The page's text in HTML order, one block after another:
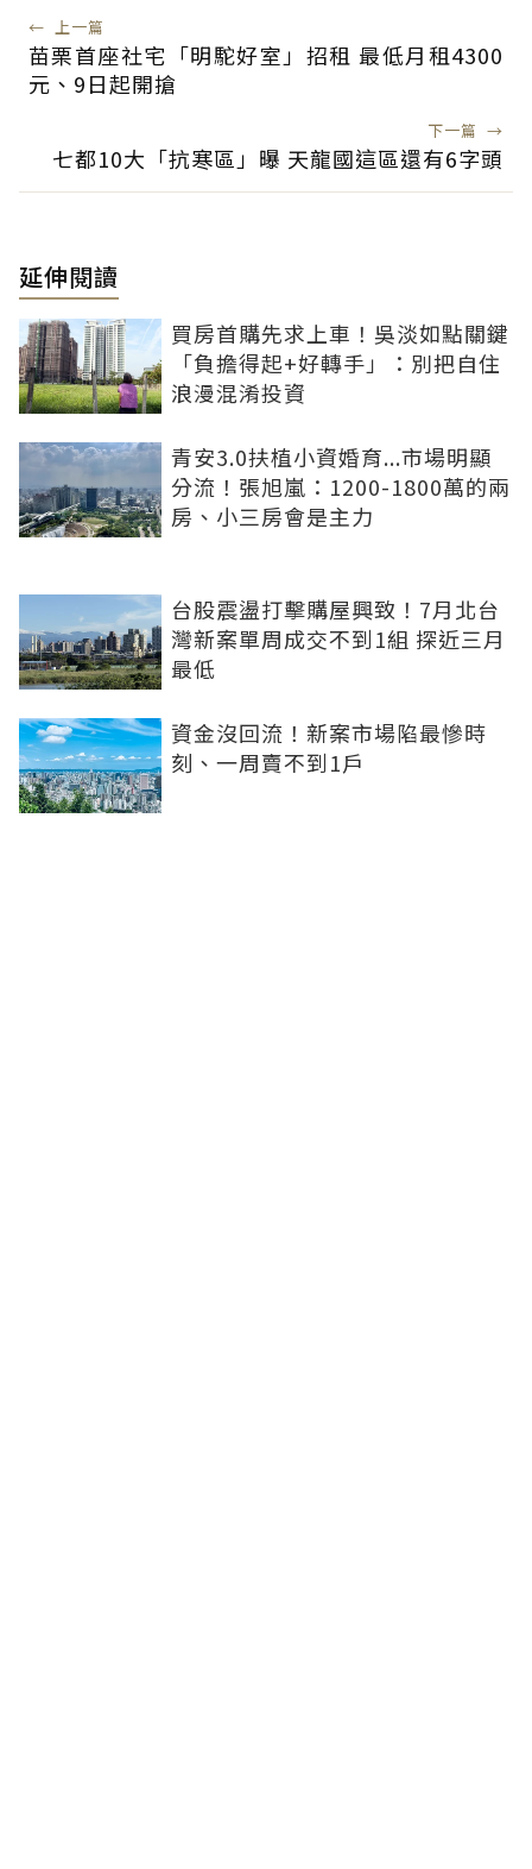
← 上一篇
苗栗首座社宅「明駝好室」招租 最低月租4300
元、9日起開搶
下一篇 →
七都10大「抗寒區」曝 天龍國這區還有6字頭
延伸閱讀
買房首購先求上車！吳淡如點關鍵
「負擔得起+好轉手」：別把自住
浪漫混淆投資
青安3.0扶植小資婚育...市場明顯
分流！張旭嵐：1200-1800萬的兩
房、小三房會是主力
台股震盪打擊購屋興致！7月北台
灣新案單周成交不到1組 探近三月
最低
資金沒回流！新案市場陷最慘時
刻、一周賣不到1戶